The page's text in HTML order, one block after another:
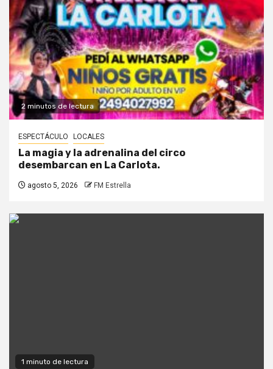
2 minutos de lectura
ESPECTÁCULO LOCALES
La magia y la adrenalina del circo
desembarcan en La Carlota.
agosto 5, 2026 FM Estrella
1 minuto de lectura